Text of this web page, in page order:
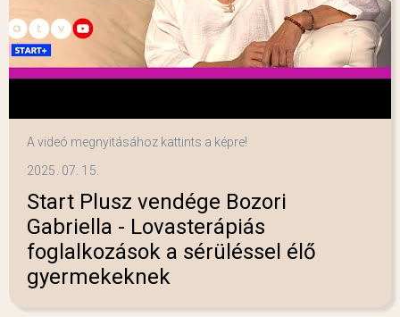
A videó megnyitásához kattints a képre!
2025. 07. 15.
Start Plusz vendége Bozori
Gabriella - Lovasterápiás
foglalkozások a sérüléssel élő
gyermekeknek